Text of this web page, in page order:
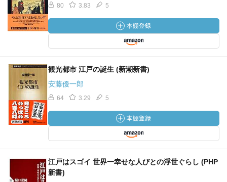
ジャンルを越えて、それぞれが当時の流行に便乗する。観
る方はそれら見世物（歌舞伎や話芸も広義で言えば見世
物）を「生きた文脈」で捉えて楽しんでいたのである。そ
れが江戸の見世物だったのである。だから現在の僕らが観
ると、わからなかったり説明不足に感じる部分が多い。当
時の人々はその記述で十分に理解でき、大いに楽しめたの
である。
むしろ説明しないとわからない人間は無粋だった、と。
僕らが江戸の見世物を現在知ることができる資料は、ひと
きい。これらの印刷物も当時の流行を媒介するメディアで
あり、それ自体が娯楽でもあり、各見世物を相互媒介する
80 3.83 5
観光都市 江戸の誕生 (新潮新書)
安藤優一郎
64 3.29 5
江戸はスゴイ 世界一幸せな人びとの浮世ぐらし (PHP
新書)